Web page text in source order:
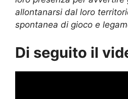
allontanarsi dal loro
spontanea di gioco e
Di seguito il